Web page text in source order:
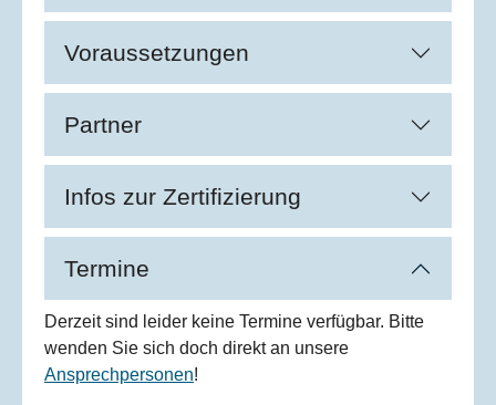
Voraussetzungen
Partner
Infos zur Zertifizierung
Termine
Derzeit sind leider keine Termine verfügbar. Bitte
wenden Sie sich doch direkt an unsere
Ansprechpersonen!